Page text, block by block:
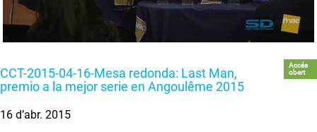
CCT-2015-04-16-Mesa redonda: Last Man,
premio a la mejor serie en Angoulême 2015
Accés
obert
16 d’abr. 2015